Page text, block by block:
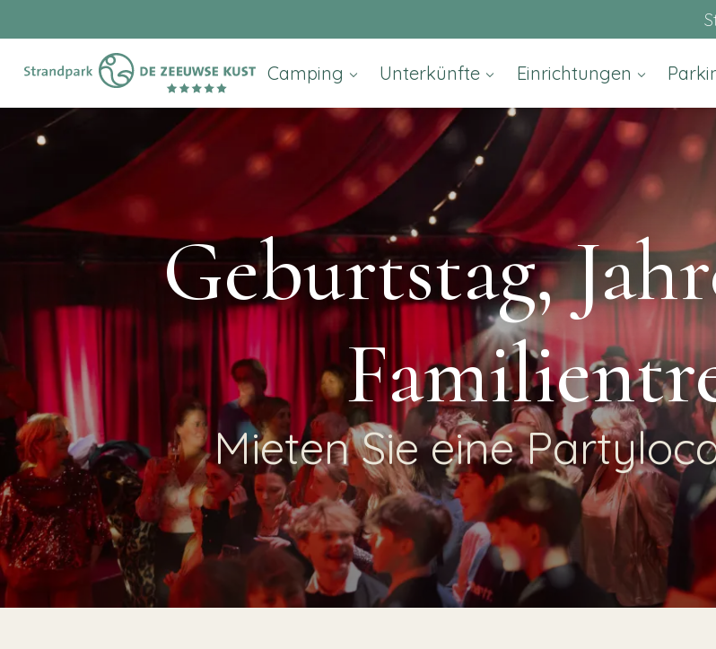
Camping Unterkünfte Einrichtungen
Geburtstag,
Mieten Sie eine